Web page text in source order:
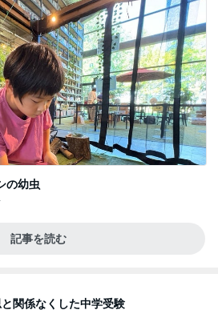
の幼虫
記事を読む
関係なくした中学受験